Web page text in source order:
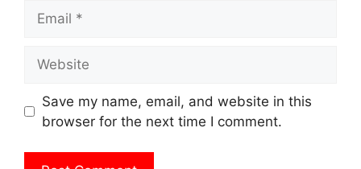
Save my name, email, and website in this
browser for the next time I comment.